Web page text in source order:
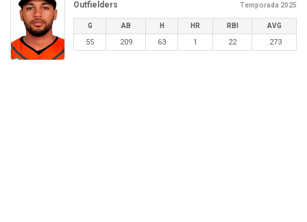
Outfielders Temporada 2025
G AB H HR RBI AVG
55 209 63 1 22 .273